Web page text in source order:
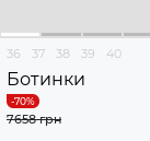
36 37 38 39 40
Ботинки
7658 грн